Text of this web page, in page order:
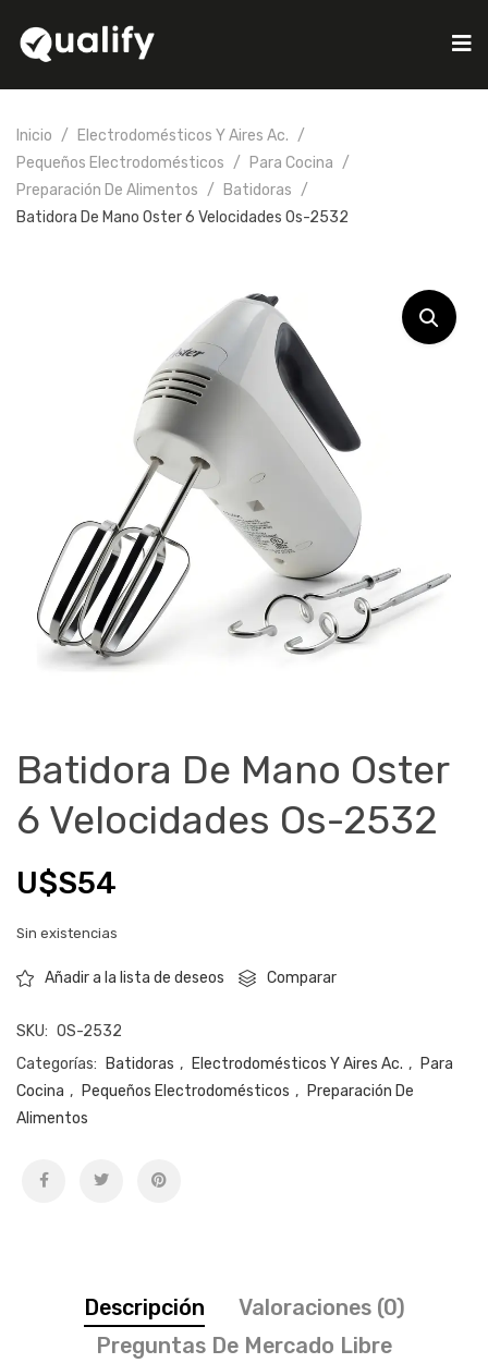
Inicio
Electrodomésticos Y Aires Ac.
Pequeños Electrodomésticos
Para Cocina
Preparación De Alimentos
Batidoras
Batidora De Mano Oster 6 Velocidades Os-2532
Batidora De Mano Oster
6 Velocidades Os-2532
U$S54
Sin existencias
Añadir a la lista de deseos Comparar
SKU: OS-2532
Categorías:
Batidoras , Electrodomésticos Y Aires Ac. , Para
Cocina , Pequeños Electrodomésticos , Preparación De
Alimentos
Descripción
Valoraciones (0)
Preguntas De Mercado Libre